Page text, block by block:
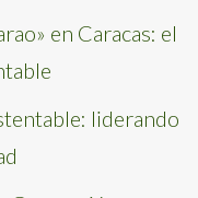
en Caracas: el
liderando